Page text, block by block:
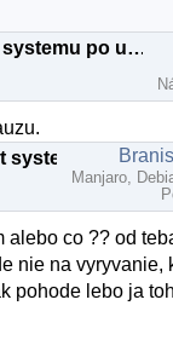
Re: Grub... start systemu po upgrade...
Re: Grub... start systemu po upgrade...
Manjaro,
alebo co ?? od
nie na vyryvanie,
pohode lebo ja